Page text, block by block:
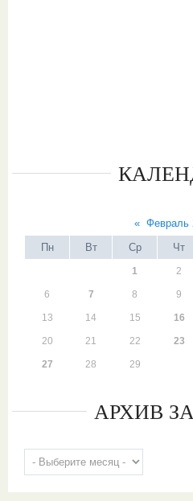
« Февраль
Пн
Вт Ср Чт
1 2
6 7 8 9
13 14 15 16
20 21 22 23
27 28 29
АРХИВ